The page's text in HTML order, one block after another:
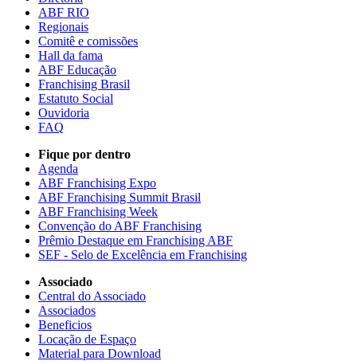
ABF RIO
Regionais
Comitê e comissões
Hall da fama
ABF Educação
Franchising Brasil
Estatuto Social
Ouvidoria
FAQ
Fique por dentro
Agenda
ABF Franchising Expo
ABF Franchising Summit Brasil
ABF Franchising Week
Convenção do ABF Franchising
Prêmio Destaque em Franchising ABF
SEF - Selo de Excelência em Franchising
Associado
Central do Associado
Associados
Beneficios
Locação de Espaço
Material para Download